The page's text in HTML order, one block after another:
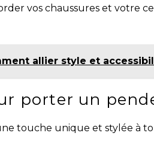
vos chaussures et votre
allier style et
porter un
touche unique et stylée à